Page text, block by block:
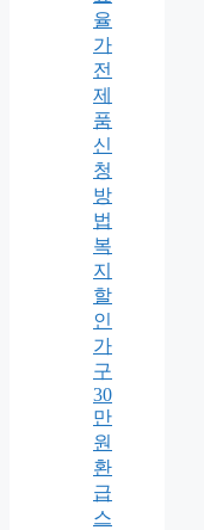
율
가
전
제
품
신
청
방
법
복
지
할
인
가
구
30
만
원
환
급
스